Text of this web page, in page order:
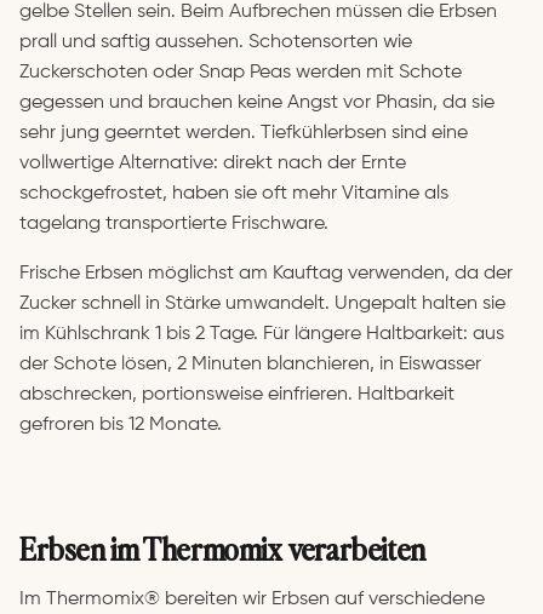
gelbe Stellen sein. Beim Aufbrechen müssen die Erbsen
prall und saftig aussehen. Schotensorten wie
Zuckerschoten oder Snap Peas werden mit Schote
gegessen und brauchen keine Angst vor Phasin, da sie
sehr jung geerntet werden. Tiefkühlerbsen sind eine
vollwertige Alternative: direkt nach der Ernte
schockgefrostet, haben sie oft mehr Vitamine als
tagelang transportierte Frischware.
Frische Erbsen möglichst am Kauftag verwenden, da der
Zucker schnell in Stärke umwandelt. Ungepalt halten sie
im Kühlschrank 1 bis 2 Tage. Für längere Haltbarkeit: aus
der Schote lösen, 2 Minuten blanchieren, in Eiswasser
abschrecken, portionsweise einfrieren. Haltbarkeit
gefroren bis 12 Monate.
Erbsen im Thermomix verarbeiten
Im Thermomix® bereiten wir Erbsen auf verschiedene